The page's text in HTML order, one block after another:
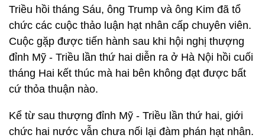
Triều hồi tháng Sáu, ông Trump và ông Kim đã tổ
chức các cuộc thảo luận hạt nhân cấp chuyên viên.
Cuộc gặp được tiến hành sau khi hội nghị thượng
đỉnh Mỹ - Triều lần thứ hai diễn ra ở Hà Nội hồi cuối
tháng Hai kết thúc mà hai bên không đạt được bất
cứ thỏa thuận nào.
Kể từ sau thượng đỉnh Mỹ - Triều lần thứ hai, giới
chức hai nước vẫn chưa nối lại đàm phán hạt nhân.